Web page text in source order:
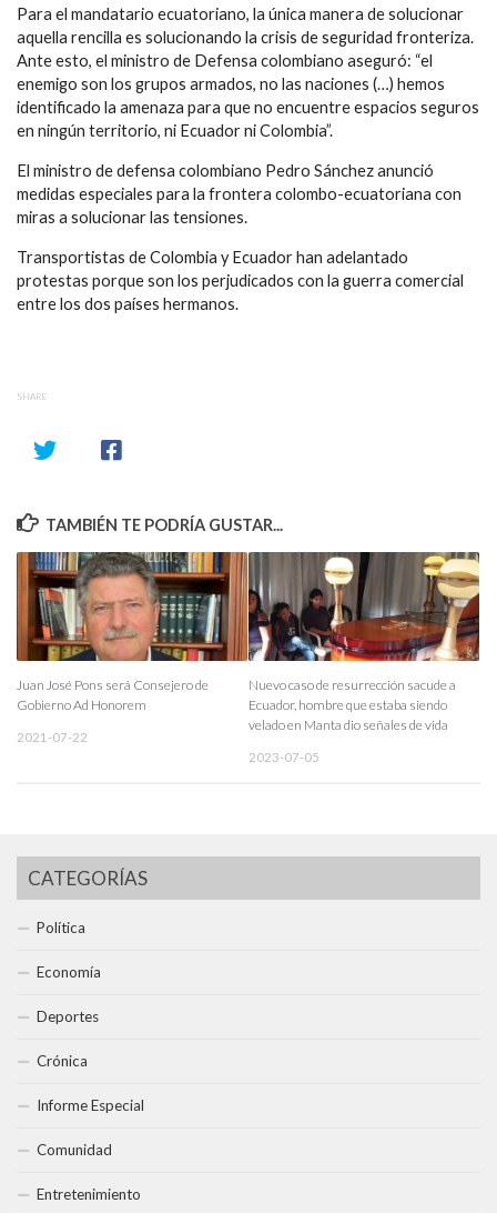
Para el mandatario ecuatoriano, la única manera de solucionar
aquella rencilla es solucionando la crisis de seguridad fronteriza.
Ante esto, el ministro de Defensa colombiano aseguró: “el
enemigo son los grupos armados, no las naciones (…) hemos
identificado la amenaza para que no encuentre espacios seguros
en ningún territorio, ni Ecuador ni Colombia”.
El ministro de defensa colombiano Pedro Sánchez anunció
medidas especiales para la frontera colombo-ecuatoriana con
miras a solucionar las tensiones.
Transportistas de Colombia y Ecuador han adelantado
protestas porque son los perjudicados con la guerra comercial
entre los dos países hermanos.
SHARE
TAMBIÉN TE PODRÍA GUSTAR...
Juan José Pons será Consejero de
Gobierno Ad Honorem
2021-07-22
Nuevo caso de resurrección sacude a
Ecuador, hombre que estaba siendo
velado en Manta dio señales de vida
2023-07-05
CATEGORÍAS
Política
Economía
Deportes
Crónica
Informe Especial
Comunidad
Entretenimiento